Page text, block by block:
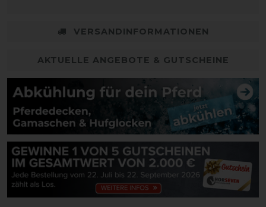
VERSANDINFORMATIONEN
AKTUELLE ANGEBOTE & GUTSCHEINE